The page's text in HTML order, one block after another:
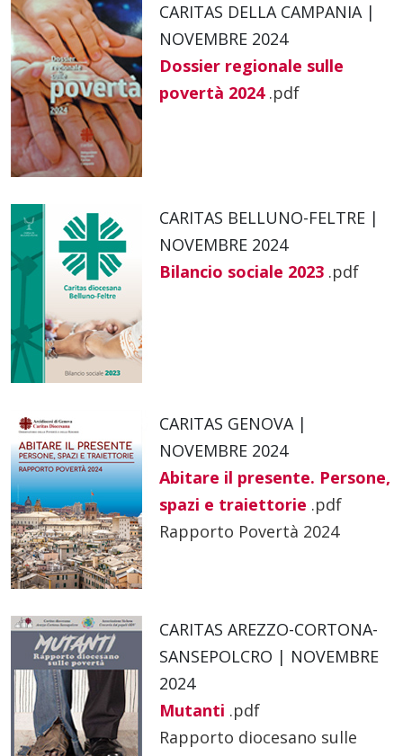
CARITAS DELLA CAMPANIA |
NOVEMBRE 2024
Dossier regionale sulle
povertà 2024.pdf
CARITAS BELLUNO-FELTRE |
NOVEMBRE 2024
Bilancio sociale 2023 .pdf
CARITAS GENOVA |
NOVEMBRE 2024
Abitare il presente. Persone,
spazi e traiettorie .pdf
Rapporto Povertà 2024
CARITAS AREZZO-CORTONA-
SANSEPOLCRO | NOVEMBRE
2024
Mutanti .pdf
Rapporto diocesano sulle